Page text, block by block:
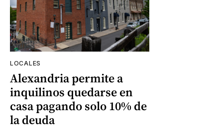
LOCALES
Alexandria permite a
inquilinos quedarse en
casa pagando solo 10% de
la deuda